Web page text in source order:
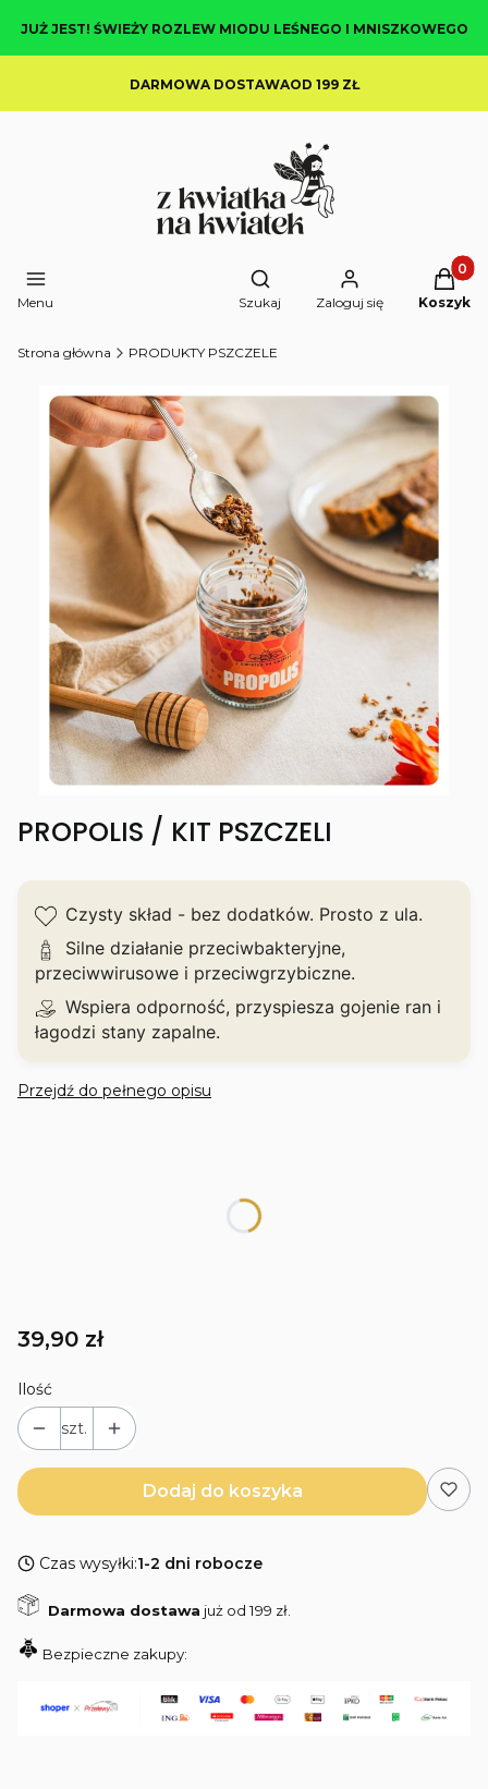
JUŻ JEST! ŚWIEŻY ROZLEW MIODU LEŚNEGO I MNISZKOWEGO
DARMOWA DOSTAWAOD 199 ZŁ
Menu
Otwórz wyszukiwarkę
Szukaj Zaloguj się Koszyk
Strona główna PRODUKTY PSZCZELE
PROPOLIS / KIT PSZCZELI
Czysty skład - bez dodatków. Prosto z ula.
Silne działanie przeciwbakteryjne,
przeciwwirusowe i przeciwgrzybiczne.
Wspiera odporność, przyspiesza gojenie ran i
łagodzi stany zapalne.
Przejdź do pełnego opisu
Cena
39,90 zł
Ilość
szt.
Dodaj do koszyka
Czas wysyłki:1-2 dni robocze
Darmowa dostawa już od 199 zł.
Bezpieczne zakupy: